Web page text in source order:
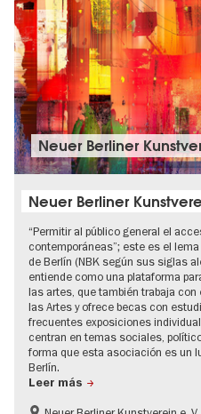
Neuer Berliner
Neuer Berliner
“Permitir al público general el
contemporáneas”; este es el
de Berlín (NBK según sus siglas
entiende como una plataforma
las artes, que también trabaja
las Artes y ofrece becas con
frecuentes exposiciones
centran en temas sociales,
forma que esta asociación es un
Berlín.
Leer más